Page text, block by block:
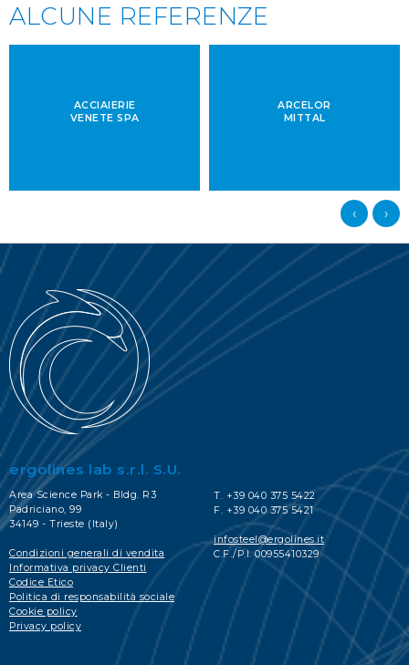
ALCUNE REFERENZE
ACCIAIERIE
VENETE SPA
ARCELOR
MITTAL
‹ ›
ergolines lab s.r.l. S.U.
Area Science Park - Bldg. R3
Padriciano, 99
34149 - Trieste (Italy)
Condizioni generali di vendita
Informativa privacy Clienti
Codice Etico
Politica di responsabilità sociale
Cookie policy
Privacy policy
T. +39 040 375 5422
F. +39 040 375 5421
infosteel@ergolines.it
C.F./P.I. 00955410329